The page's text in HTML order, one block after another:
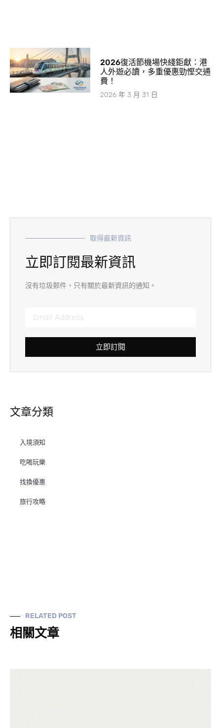
2026復活節機場快綫鉅獻：港
人外遊必讀，多重優惠勁慳交通
費！
2026 年 3 月 31 日
取得最新資訊
立即訂閱最新資訊
沒有垃圾郵件，只有關於最新資訊的通知。
立即訂閱
文章分類
入境須知
吃喝玩樂
找換優惠
旅行攻略
RELATED POST
相關文章